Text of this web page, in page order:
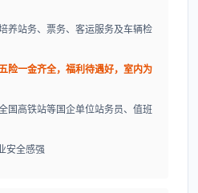
养站务、票务、客运服务及车辆检
险一金齐全，福利待遇好，室内为
国高铁站等国企单位站务员、值班
安全感强